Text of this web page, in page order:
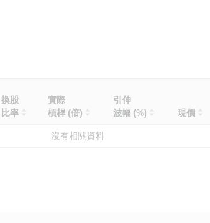
換股
比率
實際
槓桿 (倍)
引伸
波幅 (%)
現價
沒有相關資料